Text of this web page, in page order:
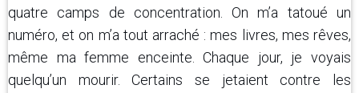
quatre camps de concentration. On m’a tatoué un
numéro, et on m’a tout arraché : mes livres, mes rêves,
même ma femme enceinte. Chaque jour, je voyais
quelqu’un mourir. Certains se jetaient contre les